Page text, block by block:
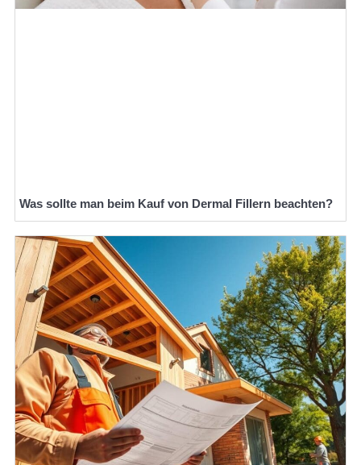
Was sollte man beim Kauf von Dermal Fillern beachten?